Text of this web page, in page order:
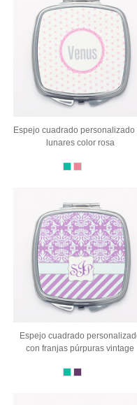
Espejo cuadrado personalizado
lunares color rosa
Espejo cuadrado
con franjas púrpuras vintage